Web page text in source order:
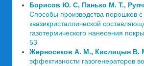
Борисов Ю. С, Панько М. Т.,
Способы производства порошков с
квазикристаллической
газотермического нанесения
53
Жерносеков А. М., Кислицын В.
эффективности газогенераторов